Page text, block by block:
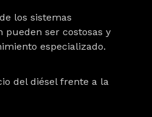
los sistemas
pueden ser costosas y
especializado.
del diésel frente a la